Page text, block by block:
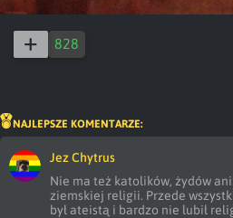
828
NAJLEPSZE KOMENTARZE:
Jez Chytrus
Nie ma też katolików, żydów
ziemskiej religii. Przede
był ateistą i bardzo nie lubił